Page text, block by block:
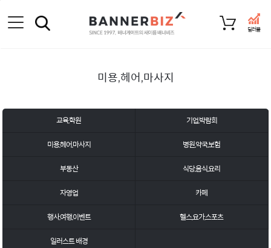
딜러몰
미용,헤어,마사지
교육,학원 기업,박람회
미용,헤어,마사지 병원,약국,보험
부동산 식당,음식,요리
자영업 카페
행사,여행,이벤트 헬스,요가,스포츠
일러스트 배경